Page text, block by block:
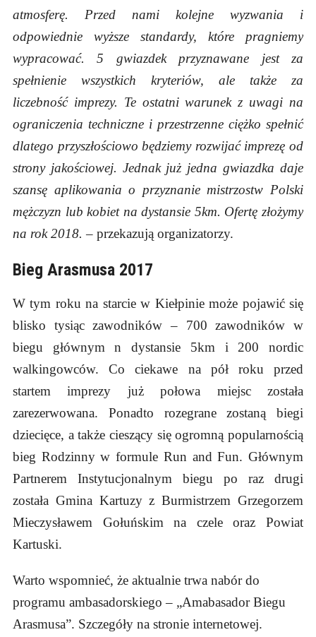
atmosferę. Przed nami kolejne wyzwania i
odpowiednie wyższe standardy, które pragniemy
wypracować. 5 gwiazdek przyznawane jest za
spełnienie wszystkich kryteriów, ale także za
liczebność imprezy. Te ostatni warunek z uwagi na
ograniczenia techniczne i przestrzenne ciężko spełnić
dlatego przyszłościowo będziemy rozwijać imprezę od
strony jakościowej. Jednak już jedna gwiazdka daje
szansę aplikowania o przyznanie mistrzostw Polski
mężczyzn lub kobiet na dystansie 5km. Ofertę złożymy
na rok 2018. – przekazują organizatorzy.
Bieg Arasmusa 2017
W tym roku na starcie w Kiełpinie może pojawić się
blisko tysiąc zawodników – 700 zawodników w
biegu głównym n dystansie 5km i 200 nordic
walkingowców. Co ciekawe na pół roku przed
startem imprezy już połowa miejsc została
zarezerwowana. Ponadto rozegrane zostaną biegi
dziecięce, a także cieszący się ogromną popularnością
bieg Rodzinny w formule Run and Fun. Głównym
Partnerem Instytucjonalnym biegu po raz drugi
została Gmina Kartuzy z Burmistrzem Grzegorzem
Mieczysławem Gołuńskim na czele oraz Powiat
Kartuski.
Warto wspomnieć, że aktualnie trwa nabór do
programu ambasadorskiego – „Amabasador Biegu
Arasmusa”. Szczegóły na stronie internetowej.